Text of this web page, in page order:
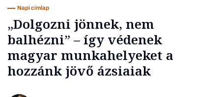
Üzlet
Napi címlap
„Dolgozni jönnek, nem
balhézni” – így védenek
magyar munkahelyeket a
hozzánk jövő ázsiaiak